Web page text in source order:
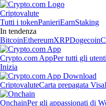
Criptovalute
Tutti i tokenPanieriEarnStaking
In tendenza
BitcoinEthereumXRPDogecoin
Crypto.com AppPer tutti gli utenti
Inizia
CriptovaluteCarta prepagata Visa
OnchainPer gli appassionati di